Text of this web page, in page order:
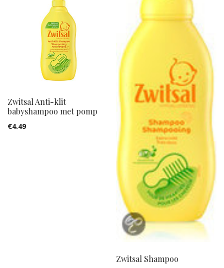
Zwitsal Anti-klit
babyshampoo met pomp
€4.49
Zwitsal Shampoo